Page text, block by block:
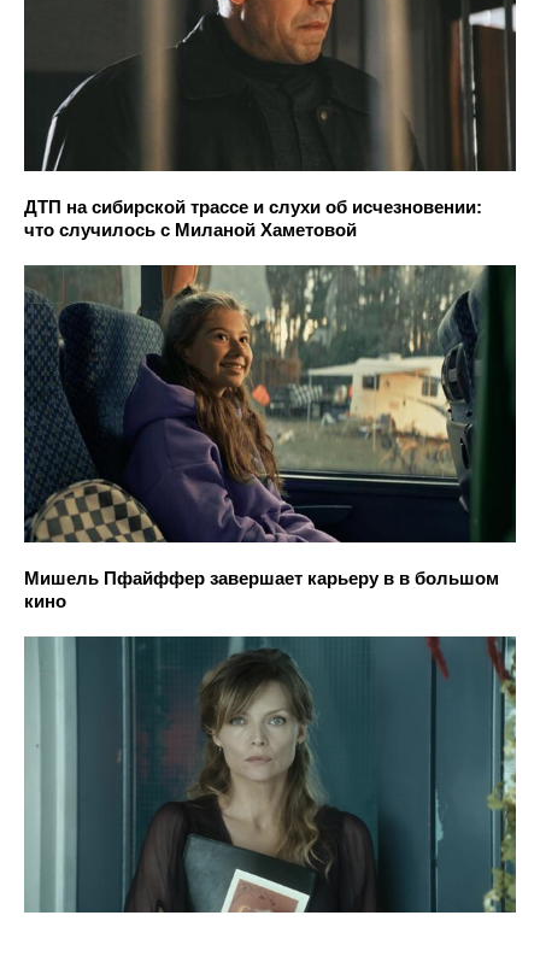
ДТП на сибирской трассе и слухи об исчезновении:
что случилось с Миланой Хаметовой
Мишель Пфайффер завершает карьеру в в большом
кино